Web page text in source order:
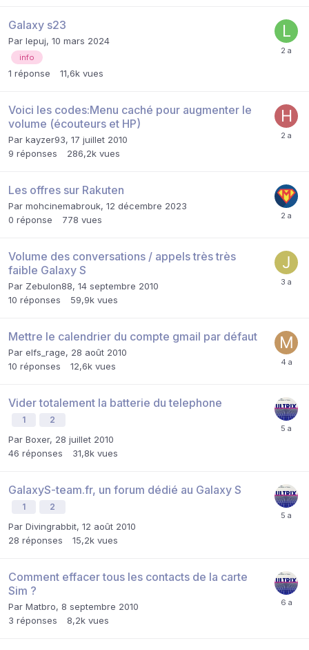
Galaxy s23
Par lepuj, 10 mars 2024
info
1 réponse 11,6k vues
Voici les codes:Menu caché pour augmenter le
volume (écouteurs et HP)
Par kayzer93, 17 juillet 2010
9 réponses 286,2k vues
Les offres sur Rakuten
Par mohcinemabrouk, 12 décembre 2023
0 réponse 778 vues
Volume des conversations / appels très très
faible Galaxy S
Par Zebulon88, 14 septembre 2010
10 réponses 59,9k vues
Mettre le calendrier du compte gmail par défaut
Par elfs_rage, 28 août 2010
10 réponses 12,6k vues
Vider totalement la batterie du telephone
1 2
Par Boxer, 28 juillet 2010
46 réponses 31,8k vues
GalaxyS-team.fr, un forum dédié au Galaxy S
1 2
Par Divingrabbit, 12 août 2010
28 réponses 15,2k vues
Comment effacer tous les contacts de la carte
Sim ?
Par Matbro, 8 septembre 2010
3 réponses 8,2k vues